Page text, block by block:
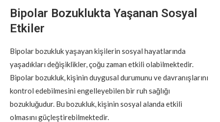
Bipolar Bozuklukta Yaşanan Sosyal
Etkiler
Bipolar bozukluk yaşayan kişilerin sosyal hayatlarında
yaşadıkları değişiklikler, çoğu zaman etkili olabilmektedir.
Bipolar bozukluk, kişinin duygusal durumunu ve davranışlarını
kontrol edebilmesini engelleyebilen bir ruh sağlığı
bozukluğudur. Bu bozukluk, kişinin sosyal alanda etkili
olmasını güçleştirebilmektedir.